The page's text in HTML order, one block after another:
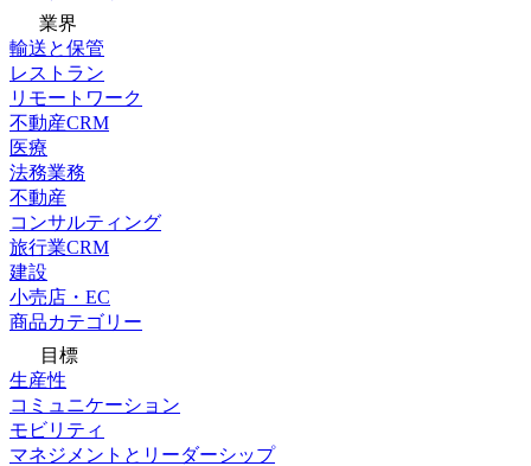
業界
輸送と保管
レストラン
リモートワーク
不動産CRM
医療
法務業務
不動産
コンサルティング
旅行業CRM
建設
小売店・EC
商品カテゴリー
目標
生産性
コミュニケーション
モビリティ
マネジメントとリーダーシップ